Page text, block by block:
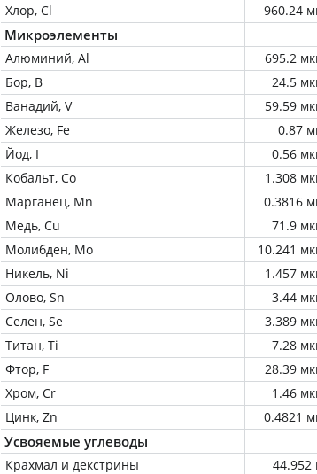
Хлор, Cl
960.24
Микроэлементы
Алюминий, Al 695.2
Бор, B
24.5
Ванадий, V
59.59
Железо, Fe
0.87
Йод, I
0.56
Кобальт, Co
1.308
Марганец, Mn
0.3816
Медь, Cu
71.9
Молибден, Mo
10.241
Никель, Ni
1.457
Олово, Sn
3.44
Селен, Se
3.389
Титан, Ti
7.28
Фтор, F
28.39
Хром, Cr
1.46
Цинк, Zn
0.4821
Усвояемые углеводы
Крахмал и декстрины 44.952